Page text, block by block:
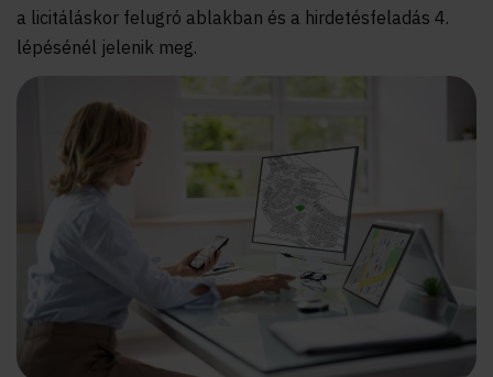
a licitáláskor felugró ablakban és a hirdetésfeladás 4.
lépésénél jelenik meg.